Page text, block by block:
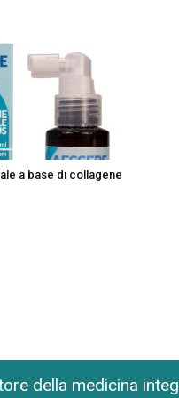
a base di collagene
della medicina